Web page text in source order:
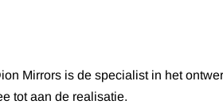
Mirrors is de specialist in het
tot aan de realisatie.